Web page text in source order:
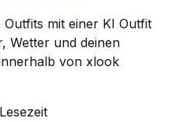
mit einer KI Outfit
Wetter und deinen
von xlook